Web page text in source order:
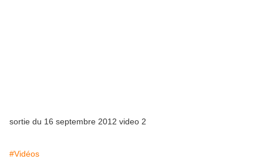
sortie du 16 septembre 2012 video 2
#Vidéos